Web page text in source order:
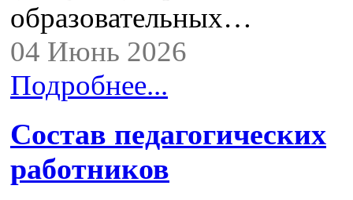
образовательных…
04 Июнь 2026
Подробнее...
Состав педагогических
работников